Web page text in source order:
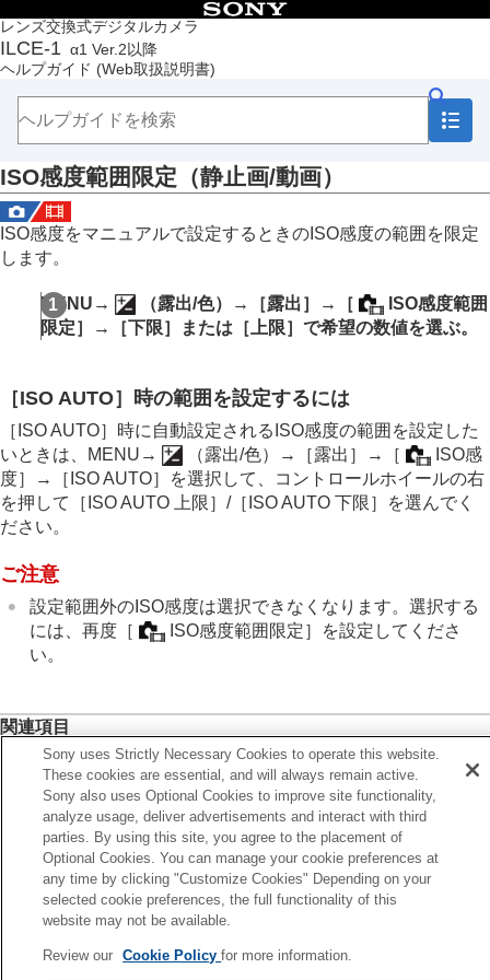
レンズ交換式デジタルカメラ
ILCE-1 α1 Ver.2以降
ヘルプガイド (Web取扱説明書)
目次
トップページ
ヘルプガイドの使いかた
本体と付属品を確認する
本機の基本操作
準備/基本的な撮影
MENU一覧から機能を探す
撮影機能を活用する
フォーカス（ピント）を合わせる
顔/瞳AF
ISO感度を選ぶ
ISO感度（静止画/動画）
ISO感度範囲限定（静止画/動画）
ISO AUTO低速限界
ホワイトバランス
画質や記録形式を設定する
タッチ機能を使う
レンズ補正（静止画/動画）
ノイズリダクション
撮影中の画面表示を設定する
動画の音声を記録する
動画を撮影しながら静止画を切り出す
TC/UB設定
外部RAWレコーダーにRAW動画を出力する
画像と音声をライブ配信する
再生する
ISO感度範囲限定 （静止画/動画）
ISO感度をマニュアルで設定するときのISO感度の範囲を限定
します。
MENU → （露出/色）→ ［露出］ → ［
ISO感度範囲
限定］
→ ［下限］ または ［上限］ で希望の数値を選ぶ。
［ISO AUTO］ 時の範囲を設定するには
［ISO AUTO］ 時に自動設定されるISO感度の範囲を設定した
いときは、MENU→
（露出/色）→ ［露出］ → ［
ISO感
度］
→ ［ISO AUTO］
を選択して、コントロールホイールの右
を押して
［ISO AUTO 上限］ /［ISO AUTO 下限］
を選んでく
ださい。
ご注意
設定範囲外のISO感度は選択できなくなります。選択する
には、再度 ［ ISO感度範囲限定］
を設定してくださ
い。
関連項目
ISO感度（静止画/動画）
感度（静止画/動画）
次へ
ISO AUTO低速
お使いのカメラの本体ソフトウェアがVer.2.00未満の場合は下記URLの
ヘルプガイドをご覧ください。
Sony uses Strictly Necessary Cookies to operate this website.
These cookies are essential, and will always remain active.
Sony also uses Optional Cookies to improve site functionality,
analyze usage, deliver advertisements and interact with third
parties. By using this site, you agree to the placement of
Optional Cookies. You can manage your cookie preferences at
any time by clicking "Customize Cookies" Depending on your
selected cookie preferences, the full functionality of this
website may not be available.
Review our Cookie Policyfor more information.